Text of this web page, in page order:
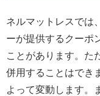
ネルマットレスでは
ーが提供するクーポ
ことがあります。た
併用することはでき
よって変動します。